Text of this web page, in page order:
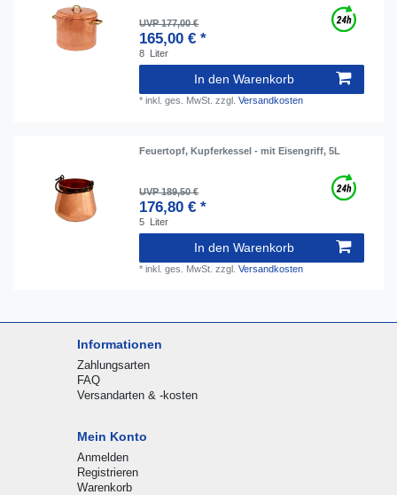
UVP 177,00 €
165,00 € *
8 Liter
In den Warenkorb
*inkl. ges. MwSt. zzgl.Versandkosten
Feuertopf, Kupferkessel - mit Eisengriff, 5L
UVP 189,50 €
176,80 € *
5 Liter
In den Warenkorb
*inkl. ges. MwSt. zzgl.Versandkosten
Informationen
Zahlungsarten
FAQ
Versandarten & -kosten
Mein Konto
Anmelden
Registrieren
Warenkorb